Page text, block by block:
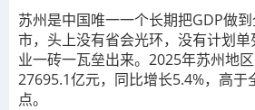
苏州是中国唯一一个长期把GDP做
市，头上没有省会光环，没有计划
业一砖一瓦垒出来。2025年苏州地
27695.1亿元，同比增长5.4%，高于
点。